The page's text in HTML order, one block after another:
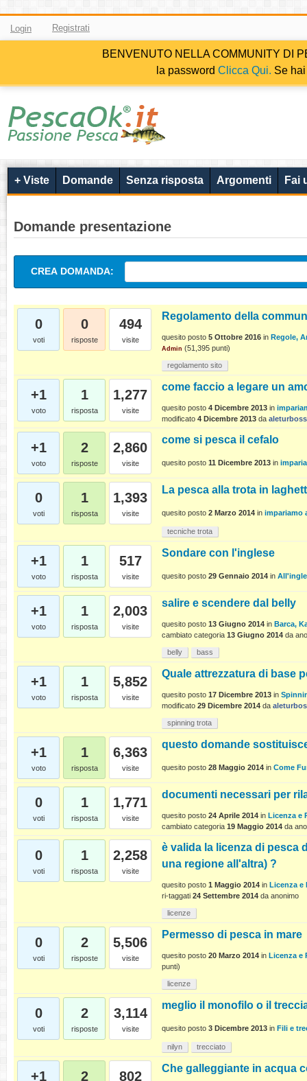
Login Registrati
BENVENUTO NELLA COMMUNITY DI
la password Clicca Qui. Se
+ Viste Domande Senza risposta Argomenti Fai
Domande presentazione
CREA DOMANDA:
0
voti
0
risposte
494
visite
Regolamento della
quesito posto 5 Ottobre 2016 in Regole,
Admin (51,395 punti)
regolamento sito
+1
voto
1
risposta
1,277
visite
come faccio a legare un
quesito posto 4 Dicembre 2013 in
modificato 4 Dicembre 2013 da aleturboss
+1
voto
2
risposte
2,860
visite
come si pesca il cefalo
quesito posto 11 Dicembre 2013 in
0
voti
1
risposta
1,393
visite
La pesca alla trota in
quesito posto 2 Marzo 2014 in impariamo
tecniche trota
+1
voto
1
risposta
517
visite
Sondare con l'inglese
quesito posto 29 Gennaio 2014 in
+1
voto
1
risposta
2,003
visite
salire e scendere dal belly
quesito posto 13 Giugno 2014 in Barca,
cambiato categoria 13 Giugno 2014 da
belly bass
+1
voto
1
risposta
5,852
visite
Quale attrezzatura di base
quesito posto 17 Dicembre 2013 in
modificato 29 Dicembre 2014 da
spinning trota
+1
voto
1
risposta
6,363
visite
questo domande
quesito posto 28 Maggio 2014 in Come
0
voti
1
risposta
1,771
visite
documenti necessari per
quesito posto 24 Aprile 2014 in Licenza e
cambiato categoria 19 Maggio 2014 da
0
voti
1
risposta
2,258
visite
è valida la licenza di pesca
una regione all'altra) ?
quesito posto 1 Maggio 2014 in Licenza e
ri-taggati 24 Settembre 2014 da anonimo
licenze
0
voti
2
risposte
5,506
visite
Permesso di pesca in mare
quesito posto 20 Marzo 2014 in Licenza e
punti)
licenze
0
voti
2
risposte
3,114
visite
meglio il monofilo o il
quesito posto 3 Dicembre 2013 in Fili e
nilyn trecciato
+1 2 802
Che galleggiante in acqua